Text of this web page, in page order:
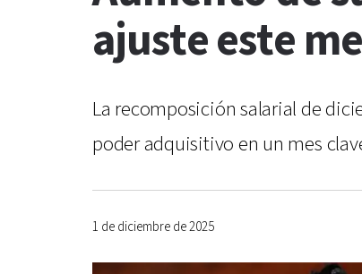
ajuste este
La recomposición salarial de
poder adquisitivo en un mes
1 de diciembre de 2025